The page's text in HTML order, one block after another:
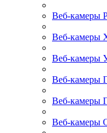
Веб-камеры
Веб-камеры
Веб-камеры
Веб-камеры
Веб-камеры
Веб-камеры